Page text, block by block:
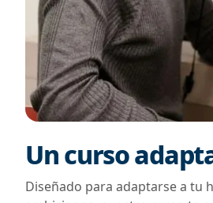
Un curso
Diseñado para adaptarse a tu